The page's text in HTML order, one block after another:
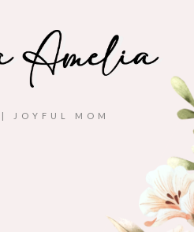
JOYFUL MOM